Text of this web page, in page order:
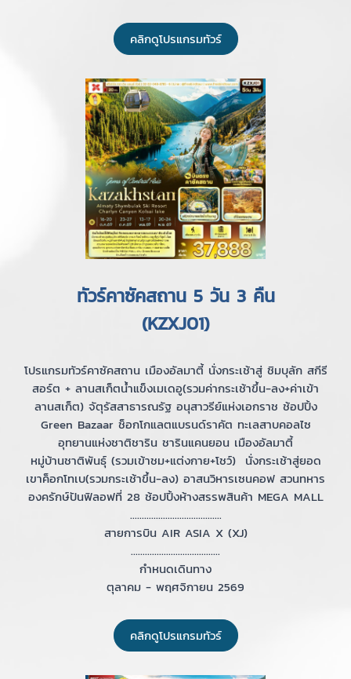
คลิกดูโปรแกรมทัวร์
ทัวร์คาซัคสถาน 5 วัน 3 คืน
(KZXJ01)
โปรแกรมทัวร์คาซัคสถาน เมืองอัลมาตี้ นั่งกระเช้าสู่ ชิมบุลัก สกีรี
สอร์ต + ลานสเก็ตน้ำแข็งเมเดอู(รวมค่ากระเช้าขึ้น-ลง+ค่าเข้า
ลานสเก็ต) จัตุรัสสาธารณรัฐ อนุสาวรีย์แห่งเอกราช ช้อปปิ้ง
Green Bazaar ช็อกโกแลตแบรนด์ราคัต ทะเลสาบคอลไซ
อุทยานแห่งชาติชาริน ชารินแคนยอน เมืองอัลมาตี้
หมู่บ้านชาติพันธุ์ (รวมเข้าชม+แต่งกาย+โชว์) นั่งกระเช้าสู่ยอด
เขาค็อกโทเบ(รวมกระเช้าขึ้น-ลง) อาสนวิหารเซนคอฟ สวนทหาร
องครักษ์ปันฟิลอฟที่ 28 ช้อปปิ้งห้างสรรพสินค้า MEGA MALL
.......................................
สายการบิน AIR ASIA X (XJ)
......................................
กำหนดเดินทาง
ตุลาคม - พฤศจิกายน 2569
คลิกดูโปรแกรมทัวร์